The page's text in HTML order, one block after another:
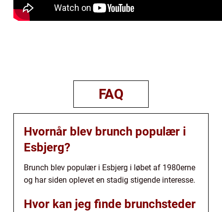
FAQ
Hvornår blev brunch populær i
Esbjerg?
Brunch blev populær i Esbjerg i løbet af 1980erne
og har siden oplevet en stadig stigende interesse.
Hvor kan jeg finde brunchsteder